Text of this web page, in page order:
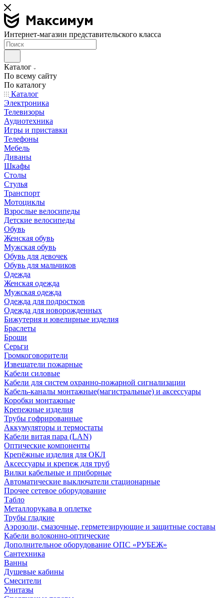
Интернет-магазин представительского класса
Каталог
По всему сайту
По каталогу
Каталог
Электроника
Телевизоры
Аудиотехника
Игры и приставки
Телефоны
Мебель
Диваны
Шкафы
Столы
Стулья
Транспорт
Мотоциклы
Взрослые велосипеды
Детские велосипеды
Обувь
Женская обувь
Мужская обувь
Обувь для девочек
Обувь для мальчиков
Одежда
Женская одежда
Мужская одежда
Одежда для подростков
Одежда для новорожденных
Бижутерия и ювелирные изделия
Браслеты
Броши
Серьги
Громкоговорители
Извещатели пожарные
Кабели силовые
Кабели для систем охранно-пожарной сигнализации
Кабель-каналы монтажные(магистральные) и аксессуары
Коробки монтажные
Крепежные изделия
Трубы гофрированные
Аккумуляторы и термостаты
Кабели витая пара (LAN)
Оптические компоненты
Крепёжные изделия для ОКЛ
Аксессуары и крепеж для труб
Вилки кабельные и приборные
Автоматические выключатели стационарные
Прочее сетевое оборудование
Табло
Металлорукава в оплетке
Трубы гладкие
Аэрозоли, смазочные, герметезирующие и защитные составы
Кабели волоконно-оптические
Дополнительное оборудование ОПС «РУБЕЖ»
Сантехника
Ванны
Душевые кабины
Смесители
Унитазы